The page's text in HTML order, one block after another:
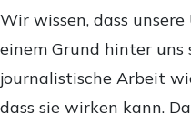
Wir wissen, dass
einem Grund hinter uns
journalistische Arbeit
dass sie wirken kann.